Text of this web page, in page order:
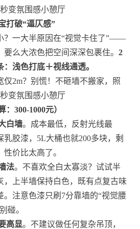
打破“逼仄感”
？一大半原因在“视觉卡住了”——
要么大浓色把空间深深包裹住。2
浅色打底＋视线通透。
300-1000元）
白墙。成本最低，反射光线最
胶漆，5L大桶也就200多块，剩
价比太高了。
法。不喜欢全白太寡淡？试试半
，上半墙保持白色，既有点复古味
。注意色漆只刷7分靠墙的“视觉腰
碰。
高显。不建议做任何复杂吊顶，